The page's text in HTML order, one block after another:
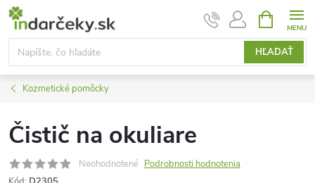
Prejsť
obsah
HĽADAŤ
KOŠÍK
Kozmetické pomôcky
Čistič na okuliare
Neohodnotené Podrobnosti hodnotenia